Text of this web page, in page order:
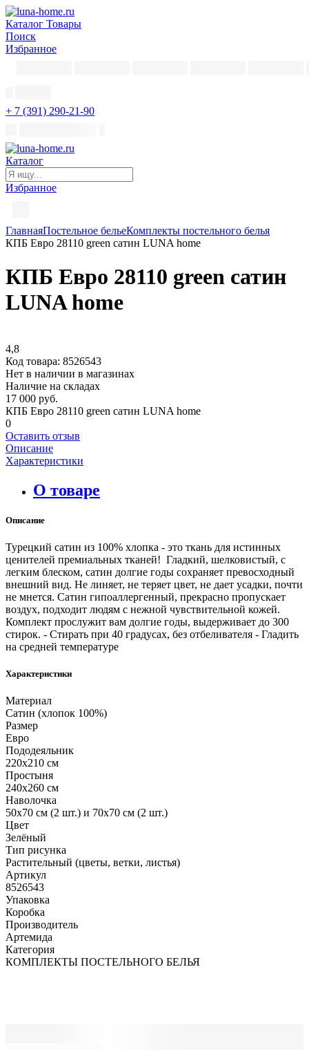
Каталог Товары
Поиск
Избранное
+ 7 (391) 290-21-90
Каталог
Избранное
ГлавнаяПостельное бельеКомплекты постельного белья
КПБ Евро 28110 green сатин LUNA home
КПБ Евро 28110 green сатин
LUNA home
4,8
Код товара: 8526543
Нет в наличии в магазинах
Наличие на складах
17 000 руб.
КПБ Евро 28110 green сатин LUNA home
0
Оставить отзыв
Описание
Характеристики
О товаре
Описание
Турецкий сатин из 100% хлопка - это ткань для истинных
ценителей премиальных тканей! Гладкий, шелковистый, с
легким блеском, сатин долгие годы сохраняет превосходный
внешний вид. Не линяет, не теряет цвет, не дает усадки, почти
не мнется. Сатин гипоаллергенный, прекрасно пропускает
воздух, подходит людям с нежной чувствительной кожей.
Комплект прослужит вам долгие годы, выдерживает до 300
стирок. - Стирать при 40 градусах, без отбеливателя - Гладить
на средней температуре
Характеристики
Материал
Сатин (хлопок 100%)
Размер
Евро
Пододеяльник
220х210 см
Простыня
240х260 см
Наволочка
50х70 см (2 шт.) и 70х70 см (2 шт.)
Цвет
Зелёный
Тип рисунка
Растительный (цветы, ветки, листья)
Артикул
8526543
Упаковка
Коробка
Производитель
Артемида
Категория
КОМПЛЕКТЫ ПОСТЕЛЬНОГО БЕЛЬЯ